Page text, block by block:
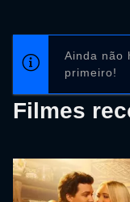
Ainda não
primeiro!
Filmes